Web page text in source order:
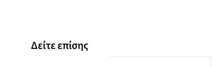
διαφορετική σημασία
Μερικές εύχρηστες λέξεις των οποίων η σημασία συγχέεται
Δείτε επίσης